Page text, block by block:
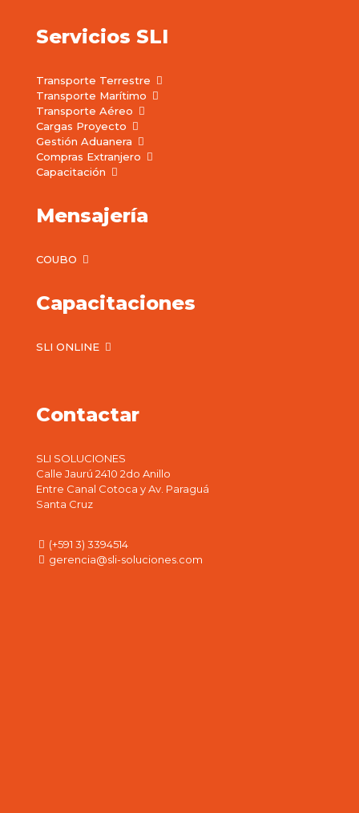
Servicios SLI
Transporte Terrestre
Transporte Marítimo
Transporte Aéreo
Cargas Proyecto
Gestión Aduanera
Compras Extranjero
Capacitación
Mensajería
COUBO
Capacitaciones
SLI ONLINE
Contactar
SLI SOLUCIONES
Calle Jaurú 2410 2do Anillo
Entre Canal Cotoca y Av. Paraguá
Santa Cruz
(+591 3) 3394514
gerencia@sli-soluciones.com